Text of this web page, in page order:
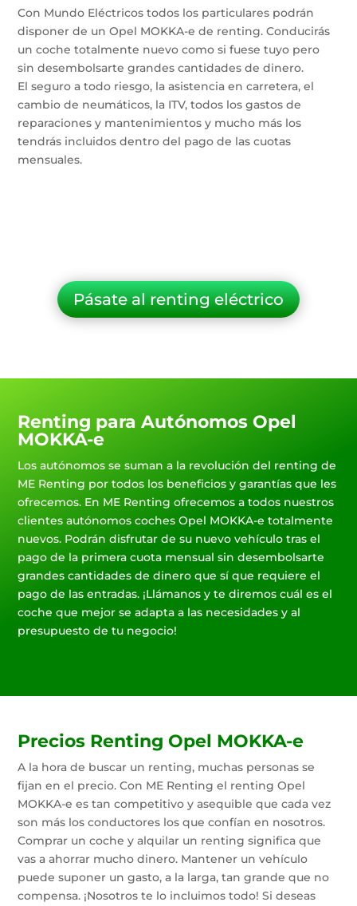
Con Mundo Eléctricos todos los particulares podrán
disponer de un Opel MOKKA-e de renting. Conducirás
un coche totalmente nuevo como si fuese tuyo pero
sin desembolsarte grandes cantidades de dinero.
El seguro a todo riesgo, la asistencia en carretera, el
cambio de neumáticos, la ITV, todos los gastos de
reparaciones y mantenimientos y mucho más los
tendrás incluidos dentro del pago de las cuotas
mensuales.
Pásate al renting eléctrico
Renting para Autónomos Opel
MOKKA-e
Los autónomos se suman a la revolución del renting de
ME Renting por todos los beneficios y garantías que les
ofrecemos. En ME Renting ofrecemos a todos nuestros
clientes autónomos coches Opel MOKKA-e totalmente
nuevos. Podrán disfrutar de su nuevo vehículo tras el
pago de la primera cuota mensual sin desembolsarte
grandes cantidades de dinero que sí que requiere el
pago de las entradas. ¡Llámanos y te diremos cuál es el
coche que mejor se adapta a las necesidades y al
presupuesto de tu negocio!
Precios Renting Opel MOKKA-e
A la hora de buscar un renting, muchas personas se
fijan en el precio. Con ME Renting el renting Opel
MOKKA-e es tan competitivo y asequible que cada vez
son más los conductores los que confían en nosotros.
Comprar un coche y alquilar un renting significa que
vas a ahorrar mucho dinero. Mantener un vehículo
puede suponer un gasto, a la larga, tan grande que no
compensa. ¡Nosotros te lo incluimos todo! Si deseas